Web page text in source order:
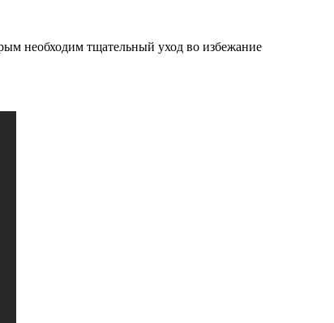
необходим тщательный уход во избежание